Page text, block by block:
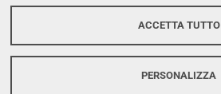
ACCETTA TUTTO
PERSONALIZZA